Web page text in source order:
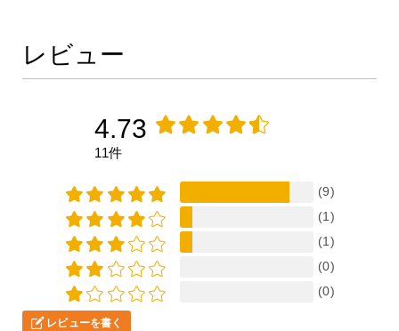
レビュー
4.73
11件
(9)
(1)
(1)
(0)
(0)
レビューを書く